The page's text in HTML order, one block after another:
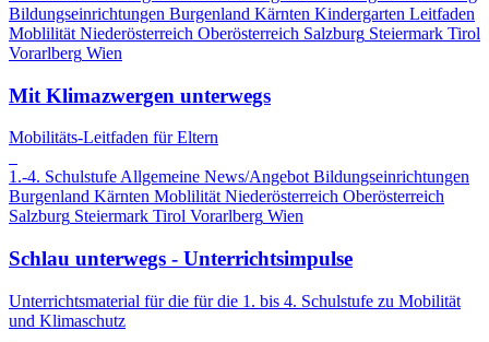
Bildungseinrichtungen Burgenland Kärnten Kindergarten Leitfaden
Moblilität Niederösterreich Oberösterreich Salzburg Steiermark Tirol
Vorarlberg Wien
Mit Klimazwergen unterwegs
Mobilitäts-Leitfaden für Eltern
1.-4. SchulstufeAllgemeine News/Angebot Bildungseinrichtungen
Burgenland Kärnten Moblilität Niederösterreich Oberösterreich
Salzburg Steiermark Tirol Vorarlberg Wien
Schlau unterwegs - Unterrichtsimpulse
Unterrichtsmaterial für die für die 1. bis 4. Schulstufe zu Mobilität
und Klimaschutz